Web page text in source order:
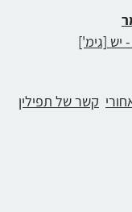
יש [גימ']
קשר של תפילין